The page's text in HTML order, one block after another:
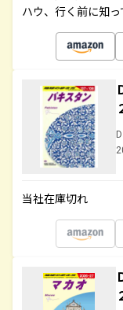
ハウ、行く前に知
当社在庫切れ